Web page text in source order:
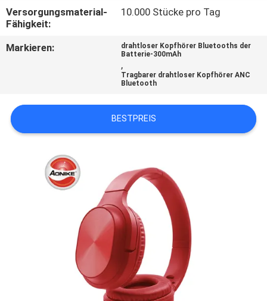
FORDERN
SIE
EIN
SITEMAP
POLICY
Versorgungsmaterial-
Fähigkeit:
10.000 Stücke pro Tag
Markieren:
drahtloser Kopfhörer Bluetooths der
Batterie-300mAh
,
Tragbarer drahtloser Kopfhörer ANC
Bluetooth
BESTPREIS